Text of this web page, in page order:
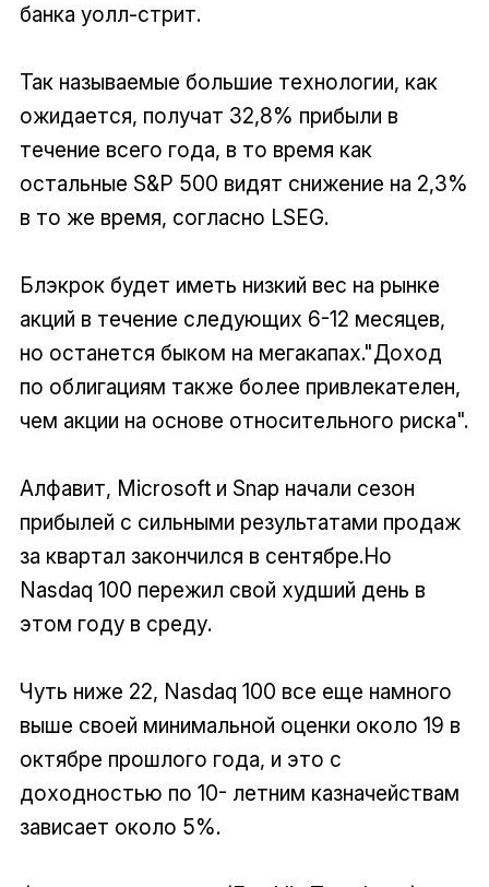
банка уолл-стрит.
Так называемые большие технологии, как
ожидается, получат 32,8% прибыли в
течение всего года, в то время как
остальные S&P 500 видят снижение на 2,3%
в то же время, согласно LSEG.
Блэкрок будет иметь низкий вес на рынке
акций в течение следующих 6-12 месяцев,
но останется быком на мегакапах."Доход
по облигациям также более привлекателен,
чем акции на основе относительного риска".
Алфавит, Microsoft и Snap начали сезон
прибылей с сильными результатами продаж
за квартал закончился в сентябре.Но
Nasdaq 100 пережил свой худший день в
этом году в среду.
Чуть ниже 22, Nasdaq 100 все еще намного
выше своей минимальной оценки около 19 в
октябре прошлого года, и это с
доходностью по 10- летним казначействам
зависает около 5%.